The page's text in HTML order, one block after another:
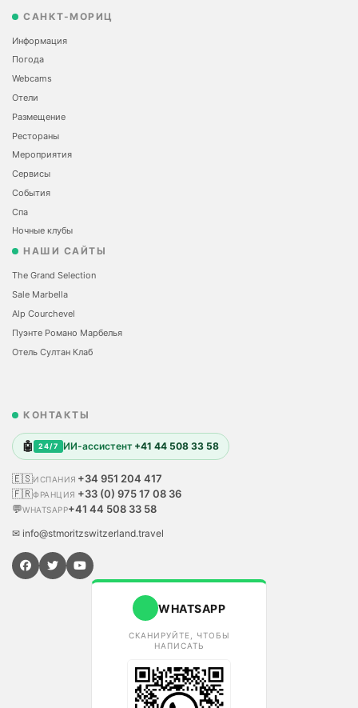
САНКТ-МОРИЦ
Информация
Погода
Webcams
Отели
Размещение
Рестораны
Мероприятия
Сервисы
События
Спа
Ночные клубы
НАШИ САЙТЫ
The Grand Selection
Sale Marbella
Alp Courchevel
Пуэнте Романо Марбелья
Отель Султан Клаб
КОНТАКТЫ
🤖 24/7 ИИ-ассистент +41 44 508 33 58
🇪🇸ИСПАНИЯ +34 951 204 417
🇫🇷ФРАНЦИЯ +33 (0) 975 17 08 36
💬WHATSAPP+41 44 508 33 58
✉ info@stmoritzswitzerland.travel
WHATSAPP
СКАНИРУЙТЕ, ЧТОБЫ
НАПИСАТЬ